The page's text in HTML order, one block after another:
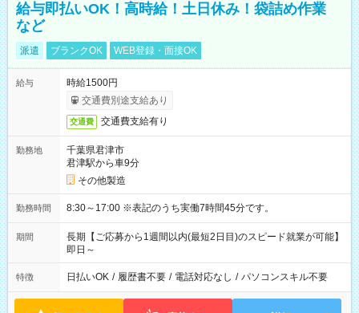
給与即払いOK！高時給！土日休み！袋詰め作業
など
派遣 ブランクOK WEB登録・面接OK
給与
時給1500円
交通費別途支給あり
交通費 交通費支給有り
勤務地
千葉県君津市
君津駅から車9分
その他製造
勤務時間 8:30～17:00 ※表記のうち実働7時間45分です。
期間
長期【ご応募から1週間以内(最短2日目)のスピード就業が可能】
即日～
特徴 日払いOK / 履歴書不要 / 電話対応なし / パソコンスキル不要